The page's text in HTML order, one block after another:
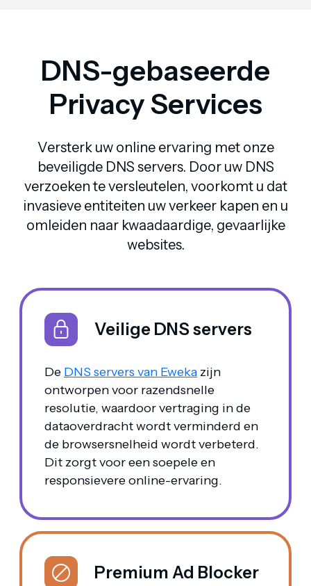
DNS-gebaseerde
Privacy Services
Versterk uw online ervaring met onze
beveiligde DNS servers. Door uw DNS
verzoeken te versleutelen, voorkomt u dat
invasieve entiteiten uw verkeer kapen en u
omleiden naar kwaadaardige, gevaarlijke
websites.
Veilige DNS servers
De DNS servers van Eweka zijn
ontworpen voor razendsnelle
resolutie, waardoor vertraging in de
dataoverdracht wordt verminderd en
de browsersnelheid wordt verbeterd.
Dit zorgt voor een soepele en
responsievere online-ervaring.
Premium Ad Blocker